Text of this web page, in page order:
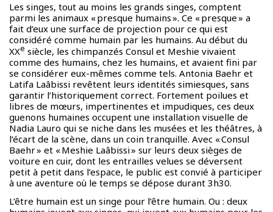
Les singes, tout au moins les grands singes, comptent
parmi les animaux « presque humains ». Ce « presque » a
fait d’eux une surface de projection pour ce qui est
considéré comme humain par les humains. Au début du
XXe siècle, les chimpanzés Consul et Meshie vivaient
comme des humains, chez les humains, et avaient fini par
se considérer eux-mêmes comme tels. Antonia Baehr et
Latifa Laâbissi revêtent leurs identités simiesques, sans
garantir l’historiquement correct. Fortement poilues et
libres de mœurs, impertinentes et impudiques, ces deux
guenons humaines occupent une installation visuelle de
Nadia Lauro qui se niche dans les musées et les théâtres, à
l’écart de la scène, dans un coin tranquille. Avec « Consul
Baehr » et « Meshie Laâbissi » sur leurs deux sièges de
voiture en cuir, dont les entrailles velues se déversent
petit à petit dans l’espace, le public est convié à participer
à une aventure où le temps se dépose durant 3h30.
L’être humain est un singe pour l’être humain. Ou : deux